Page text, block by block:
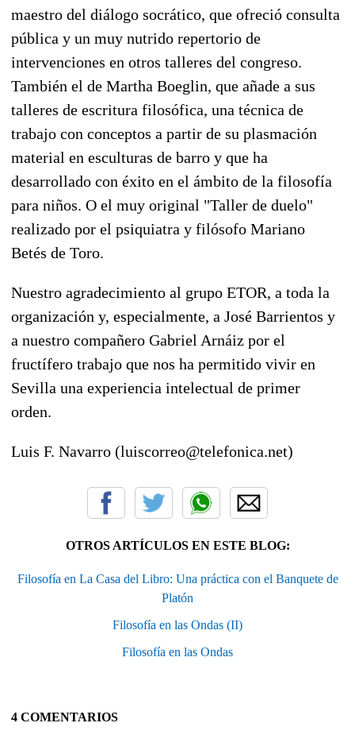
maestro del diálogo socrático, que ofreció consulta
pública y un muy nutrido repertorio de
intervenciones en otros talleres del congreso.
También el de Martha Boeglin, que añade a sus
talleres de escritura filosófica, una técnica de
trabajo con conceptos a partir de su plasmación
material en esculturas de barro y que ha
desarrollado con éxito en el ámbito de la filosofía
para niños. O el muy original "Taller de duelo"
realizado por el psiquiatra y filósofo Mariano
Betés de Toro.
Nuestro agradecimiento al grupo ETOR, a toda la
organización y, especialmente, a José Barrientos y
a nuestro compañero Gabriel Arnáiz por el
fructífero trabajo que nos ha permitido vivir en
Sevilla una experiencia intelectual de primer
orden.
Luis F. Navarro (luiscorreo@telefonica.net)
OTROS ARTÍCULOS EN ESTE BLOG:
Filosofía en La Casa del Libro: Una práctica con el Banquete de
Platón
Filosofía en las Ondas (II)
Filosofía en las Ondas
4 COMENTARIOS